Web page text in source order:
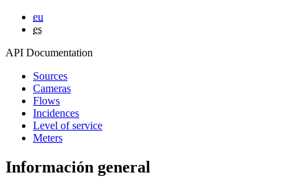
eu
es
API Documentation
Sources
Cameras
Flows
Incidences
Level of service
Meters
Información general